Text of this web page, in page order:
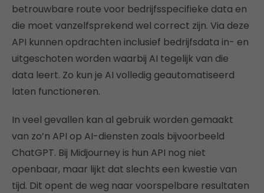
betrouwbare route voor bedrijfsspecifieke data en
die moet vanzelfsprekend wel correct zijn. Via deze
API kunnen opdrachten inclusief bedrijfsdata in- en
uitgeschoten worden waarbij AI tegelijk van die
data leert. Zo kun je AI volledig geautomatiseerd
laten functioneren.
In veel gevallen kan al gebruik worden gemaakt
van zo’n API op AI-diensten zoals bijvoorbeeld
ChatGPT. Bij Midjourney is hun API nog niet
openbaar, maar lijkt dat slechts een kwestie van
tijd. Dit opent de weg naar voorspelbare resultaten